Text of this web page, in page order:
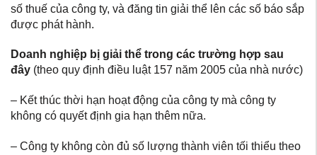
số thuế của công ty, và đăng tin giải thể lên các số báo sắp
được phát hành.
Doanh nghiệp bị giải thể trong các trường hợp sau
đây (theo quy định điều luật 157 năm 2005 của nhà nước)
– Kết thúc thời hạn hoạt động của công ty mà công ty
không có quyết định gia hạn thêm nữa.
– Công ty không còn đủ số lượng thành viên tối thiểu theo